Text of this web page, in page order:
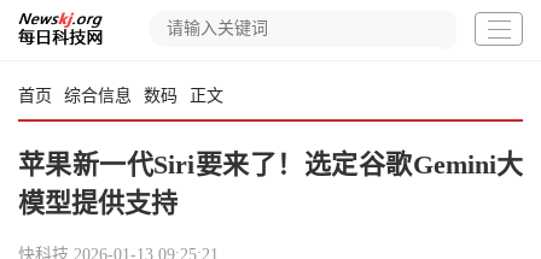
首页 综合信息 数码 正文
苹果新一代Siri要来了！选定谷歌Gemini大
模型提供支持
快科技 2026-01-13 09:25:21